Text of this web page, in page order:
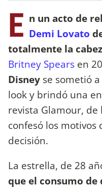
E n un acto de
Demi Lovato
totalmente la
Britney Spears en
Disney se sometió
look y brindó una
revista Glamour,
confesó los motivos
decisión.
La estrella, de 28
que el consumo